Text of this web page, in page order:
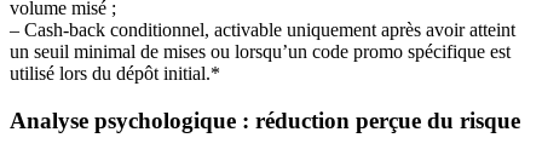
volume misé ;
– Cash‑back conditionnel, activable uniquement après avoir atteint
un seuil minimal de mises ou lorsqu’un code promo spécifique est
utilisé lors du dépôt initial.*
Analyse psychologique : réduction perçue du risque